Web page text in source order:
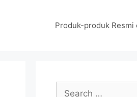
Produk-produk Resmi